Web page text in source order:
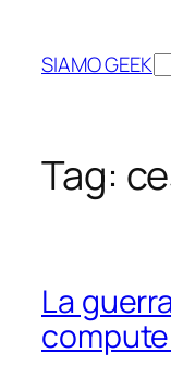
contenuto
SIAMO GEEK
Tag:
La